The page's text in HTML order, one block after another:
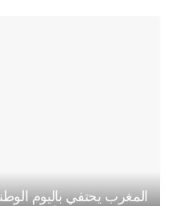
المغرب يحتفي باليوم